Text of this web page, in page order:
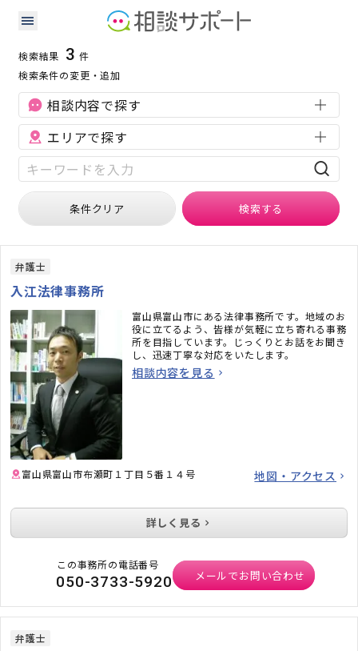
富山県の労働問題に強い専門家の検索結果
労働問題
検索結果 3 件
検索条件の変更・追加
相談内容で探す
エリアで探す
条件クリア 検索する
弁護士
入江法律事務所
富山県富山市にある法律事務所です。地域のお
役に立てるよう、皆様が気軽に立ち寄れる事務
所を目指しています。じっくりとお話をお聞き
し、迅速丁寧な対応をいたします。
相談内容を見る
富山県富山市布瀬町１丁目５番１４号 地図・アクセス
詳しく見る
この事務所の電話番号
050-3733-5920 メールでお問い合わせ
弁護士